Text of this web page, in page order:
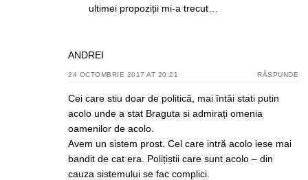
ultimei propoziții mi-a trecut…
ANDREI
24 OCTOMBRIE 2017 AT 20:21 RĂSPUNDE
Cei care stiu doar de politică, mai întâi stati putin
acolo unde a stat Braguta si admirați omenia
oamenilor de acolo.
Avem un sistem prost. Cel care intră acolo iese mai
bandit de cat era. Polițiștii care sunt acolo – din
cauza sistemului se fac complici.